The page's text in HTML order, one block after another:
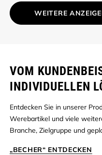
WEITERE
VOM
INDIVIDUELLEN
Entdecken Sie in unserer
Werebartikel und viele
Branche, Zielgruppe und
„BECHER“ ENTDECKEN